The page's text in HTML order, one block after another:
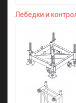
Лебедки и